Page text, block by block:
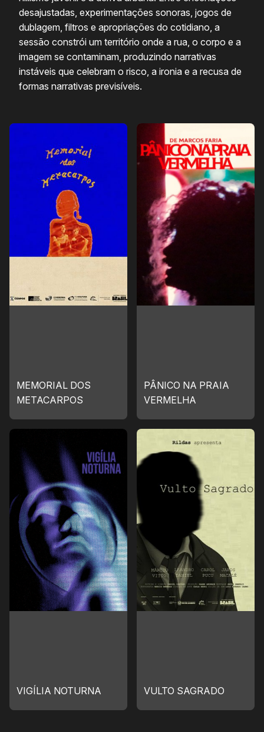
desajustadas, experimentações sonoras, jogos de
dublagem, filtros e apropriações do cotidiano, a
sessão constrói um território onde a rua, o corpo e a
imagem se contaminam, produzindo narrativas
instáveis que celebram o risco, a ironia e a recusa de
formas narrativas previsíveis.
MEMORIAL DOS
METACARPOS
PÂNICO NA PRAIA
VERMELHA
VIGÍLIA NOTURNA VULTO SAGRADO